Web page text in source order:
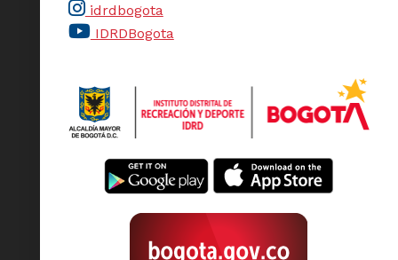
idrdbogota
IDRDBogota